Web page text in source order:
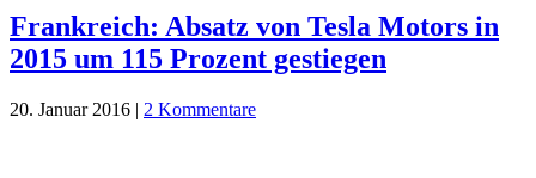
Frankreich: Absatz von Tesla Motors in
2015 um 115 Prozent gestiegen
20. Januar 2016 | 2 Kommentare